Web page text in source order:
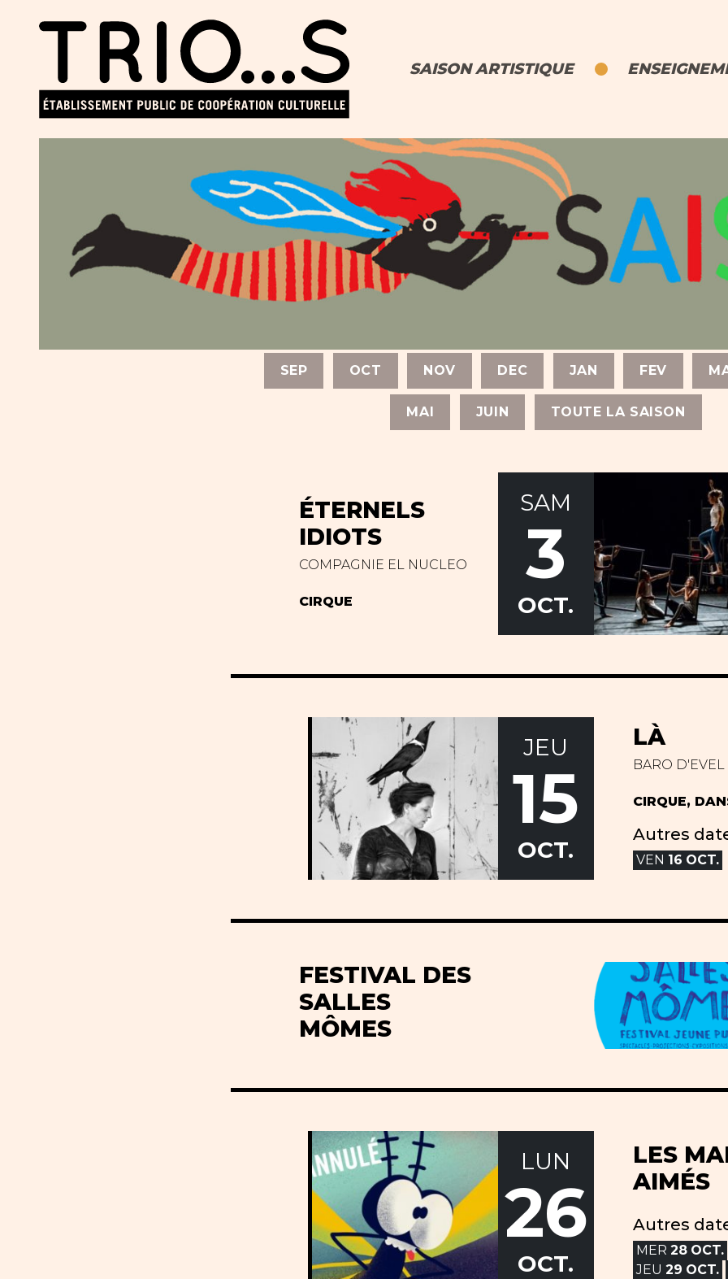
SAISON ARTISTIQUE
SEP OCT NOV DEC JAN FEV
MAI JUIN TOUTE LA SAISON
ÉTERNELS
IDIOTS
COMPAGNIE EL NUCLEO
CIRQUE
SAM
3
OCT.
LÀ
BARO D'EVEL
CIRQUE,
Autres
VEN 16 OCT.
JEU
15
OCT.
FESTIVAL DES
SALLES
MÔMES
LES
AIMÉS
Autres
MER 28 OCT.
JEU 29 OCT.
LUN
26
OCT.